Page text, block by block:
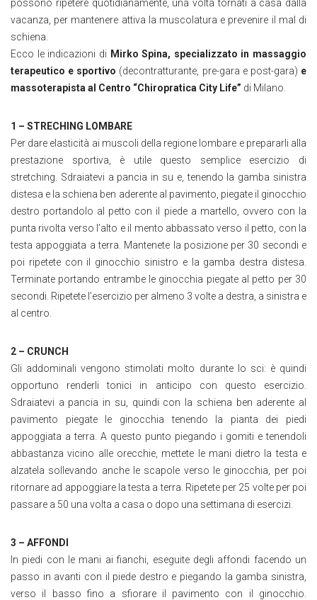
possono ripetere quotidianamente, una volta tornati a casa dalla
vacanza, per mantenere attiva la muscolatura e prevenire il mal di
schiena.
Ecco le indicazioni di Mirko Spina, specializzato in massaggio
terapeutico e sportivo (decontratturante, pre-gara e post-gara) e
massoterapista al Centro “Chiropratica City Life” di Milano.
1 – STRECHING LOMBARE
Per dare elasticità ai muscoli della regione lombare e prepararli alla
prestazione sportiva, è utile questo semplice esercizio di
stretching. Sdraiatevi a pancia in su e, tenendo la gamba sinistra
distesa e la schiena ben aderente al pavimento, piegate il ginocchio
destro portandolo al petto con il piede a martello, ovvero con la
punta rivolta verso l’alto e il mento abbassato verso il petto, con la
testa appoggiata a terra. Mantenete la posizione per 30 secondi e
poi ripetete con il ginocchio sinistro e la gamba destra distesa.
Terminate portando entrambe le ginocchia piegate al petto per 30
secondi. Ripetete l’esercizio per almeno 3 volte a destra, a sinistra e
al centro.
2 – CRUNCH
Gli addominali vengono stimolati molto durante lo sci: è quindi
opportuno renderli tonici in anticipo con questo esercizio.
Sdraiatevi a pancia in su, quindi con la schiena ben aderente al
pavimento piegate le ginocchia tenendo la pianta dei piedi
appoggiata a terra. A questo punto piegando i gomiti e tenendoli
abbastanza vicino alle orecchie, mettete le mani dietro la testa e
alzatela sollevando anche le scapole verso le ginocchia, per poi
ritornare ad appoggiare la testa a terra. Ripetete per 25 volte per poi
passare a 50 una volta a casa o dopo una settimana di esercizi.
3 – AFFONDI
In piedi con le mani ai fianchi, eseguite degli affondi facendo un
passo in avanti con il piede destro e piegando la gamba sinistra,
verso il basso fino a sfiorare il pavimento con il ginocchio.